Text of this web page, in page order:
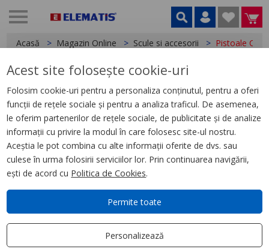
Acasă Magazin Online Scule si accesorii Pistoale Cuie
Pistoale Cuie,13 produse
Filtrează
Aplică filtru
Ordonează după
Cele mai relevante
Acest site folosește cookie-uri
Folosim cookie-uri pentru a personaliza conținutul, pentru a oferi
funcții de rețele sociale și pentru a analiza traficul. De asemenea,
le oferim partenerilor de rețele sociale, de publicitate și de analize
informații cu privire la modul în care folosesc site-ul nostru.
Aceștia le pot combina cu alte informații oferite de dvs. sau
culese în urma folosirii serviciilor lor. Prin continuarea navigării,
ești de acord cu Politica de Cookies.
Permite toate
Personalizează